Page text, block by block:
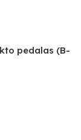
pedalas (B-